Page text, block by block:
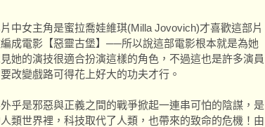
女主角是蜜拉喬娃維琪(Milla Jovovich)才喜歡這部片
成電影【惡靈古堡】──所以說這部電影根本就是為她
她的演技很適合扮演這樣的角色，不過這也是許多演員
改變戲路可得花上好大的功夫才行。
是邪惡與正義之間的戰爭掀起一連串可怕的陰謀，是
類世界裡，科技取代了人類，也帶來的致命的危機！由